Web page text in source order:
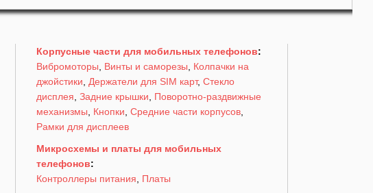
Корпусные части для мобильных телефонов:
Вибромоторы, Винты и саморезы, Колпачки на
джойстики,Держатели для SIM карт,Стекло
дисплея,Задние крышки, Поворотно-раздвижные
механизмы, Кнопки,Средние части корпусов,
Рамки для дисплеев
Микросхемы и платы для мобильных
телефонов:
Контроллеры питания, Платы